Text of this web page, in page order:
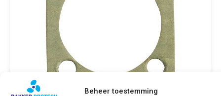
Beheer toestemming